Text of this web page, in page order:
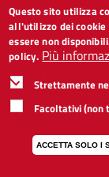
Dichiarazione di
CC BY 3.0 IT
Questo sito utilizza
all'utilizzo dei
essere non
policy. Più
Strettamente
Facoltativi (non
ACCETTA SOLO I